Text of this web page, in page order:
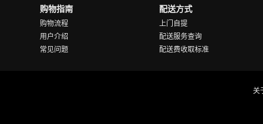
购物指南
购物流程
用户介绍
常见问题
配送方式
上门自提
配送服务查询
配送费收取标准
关